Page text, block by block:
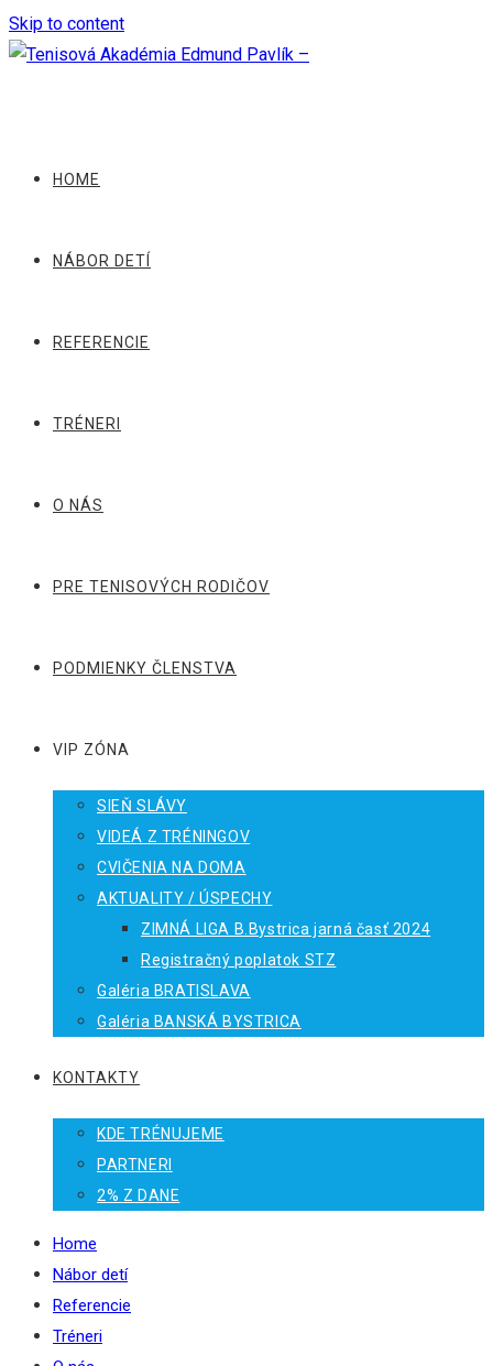
Skip to content
HOME
NÁBOR DETÍ
REFERENCIE
TRÉNERI
O NÁS
PRE TENISOVÝCH RODIČOV
PODMIENKY ČLENSTVA
VIP ZÓNA
SIEŇ SLÁVY
VIDEÁ Z TRÉNINGOV
CVIČENIA NA DOMA
AKTUALITY / ÚSPECHY
ZIMNÁ LIGA B.Bystrica jarná časť 2024
Registračný poplatok STZ
Galéria BRATISLAVA
Galéria BANSKÁ BYSTRICA
KONTAKTY
KDE TRÉNUJEME
PARTNERI
2% Z DANE
Home
Nábor detí
Referencie
Tréneri